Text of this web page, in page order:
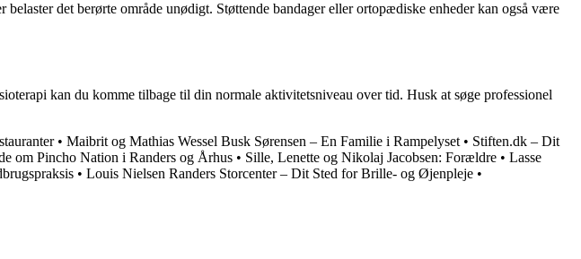
det berørte område unødigt. Støttende bandager eller ortopædiske enheder kan også være
kan du komme tilbage til din normale aktivitetsniveau over tid. Husk at søge professionel
• Maibrit og Mathias Wessel Busk Sørensen – En Familie i Rampelyset • Stiften.dk – Dit
om Pincho Nation i Randers og Århus • Sille, Lenette og Nikolaj Jacobsen: Forældre • Lasse
• Louis Nielsen Randers Storcenter – Dit Sted for Brille- og Øjenpleje •